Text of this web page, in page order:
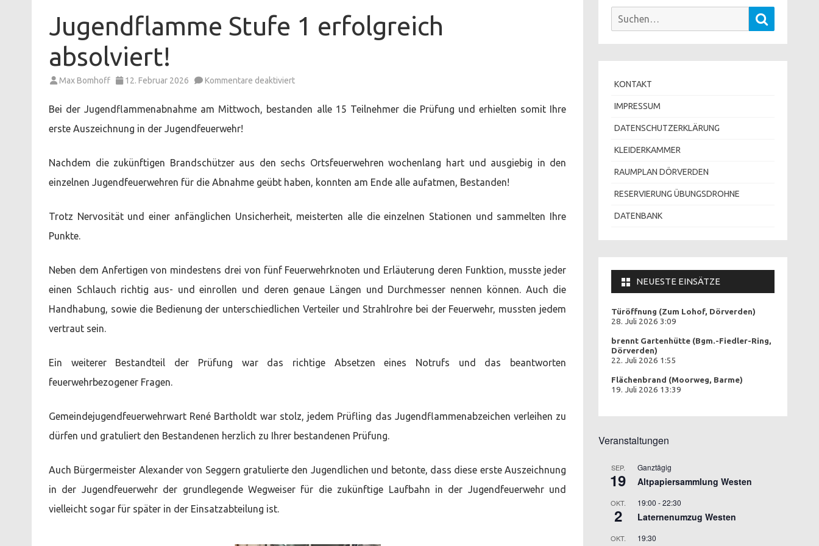
Jugendflamme Stufe 1 erfolgreich
absolviert!
Max Bomhoff 12. Februar 2026 Kommentare deaktiviertfür
1
erfolgreich
Bei der Jugendflammenabnahme am Mittwoch, bestanden alle 15 Teilnehmer die Prüfung und erhielten somit Ihre
erste Auszeichnung in der Jugendfeuerwehr!
Nachdem die zukünftigen Brandschützer aus den sechs Ortsfeuerwehren wochenlang hart und ausgiebig in den
einzelnen Jugendfeuerwehren für die Abnahme geübt haben, konnten am Ende alle aufatmen, Bestanden!
Trotz Nervosität und einer anfänglichen Unsicherheit, meisterten alle die einzelnen Stationen und sammelten Ihre
Punkte.
Neben dem Anfertigen von mindestens drei von fünf Feuerwehrknoten und Erläuterung deren Funktion, musste jeder
einen Schlauch richtig aus- und einrollen und deren genaue Längen und Durchmesser nennen können. Auch die
Handhabung, sowie die Bedienung der unterschiedlichen Verteiler und Strahlrohre bei der Feuerwehr, mussten jedem
vertraut sein.
Ein weiterer Bestandteil der Prüfung war das richtige Absetzen eines Notrufs und das beantworten
feuerwehrbezogener Fragen.
Gemeindejugendfeuerwehrwart René Bartholdt war stolz, jedem Prüfling das Jugendflammenabzeichen verleihen zu
dürfen und gratuliert den Bestandenen herzlich zu Ihrer bestandenen Prüfung.
Auch Bürgermeister Alexander von Seggern gratulierte den Jugendlichen und betonte, dass diese erste Auszeichnung
in der Jugendfeuerwehr der grundlegende Wegweiser für die zukünftige Laufbahn in der Jugendfeuerwehr und
vielleicht sogar für später in der Einsatzabteilung ist.
Suchen
KONTAKT
IMPRESSUM
DATENSCHUTZERKLÄRUNG
KLEIDERKAMMER
RAUMPLAN DÖRVERDEN
RESERVIERUNG ÜBUNGSDROHNE
DATENBANK
NEUESTE EINSÄTZE
Türöffnung (Zum Lohof, Dörverden)
28. Juli 2026 3:09
brennt Gartenhütte (Bgm.-Fiedler-Ring,
Dörverden)
22. Juli 2026 1:55
Flächenbrand (Moorweg, Barme)
19. Juli 2026 13:39
Veranstaltungen
SEP.
19
Ganztägig
Altpapiersammlung Westen
OKT.
2
19:00 -22:30
Laternenumzug Westen
OKT. 19:30